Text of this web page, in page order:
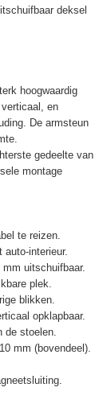
deksel
hoogwaardig
en
De armsteun
gedeelte van
montage
te reizen.
auto-interieur.
uitschuifbaar.
plek.
blikken.
opklapbaar.
de stoelen.
mm (bovendeel).